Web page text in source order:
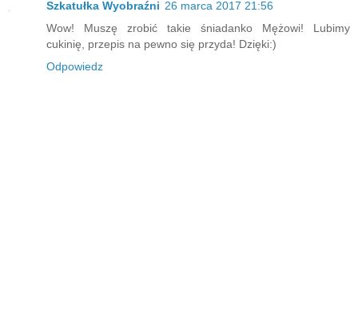
Szkatułka Wyobraźni 26 marca 2017 21:56
Wow! Muszę zrobić takie śniadanko Mężowi! Lubimy
cukinię, przepis na pewno się przyda! Dzięki:)
Odpowiedz